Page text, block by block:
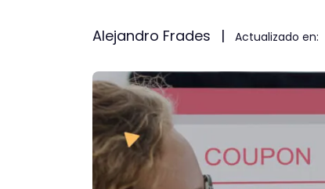
Alejandro Frades | Actualizado en: